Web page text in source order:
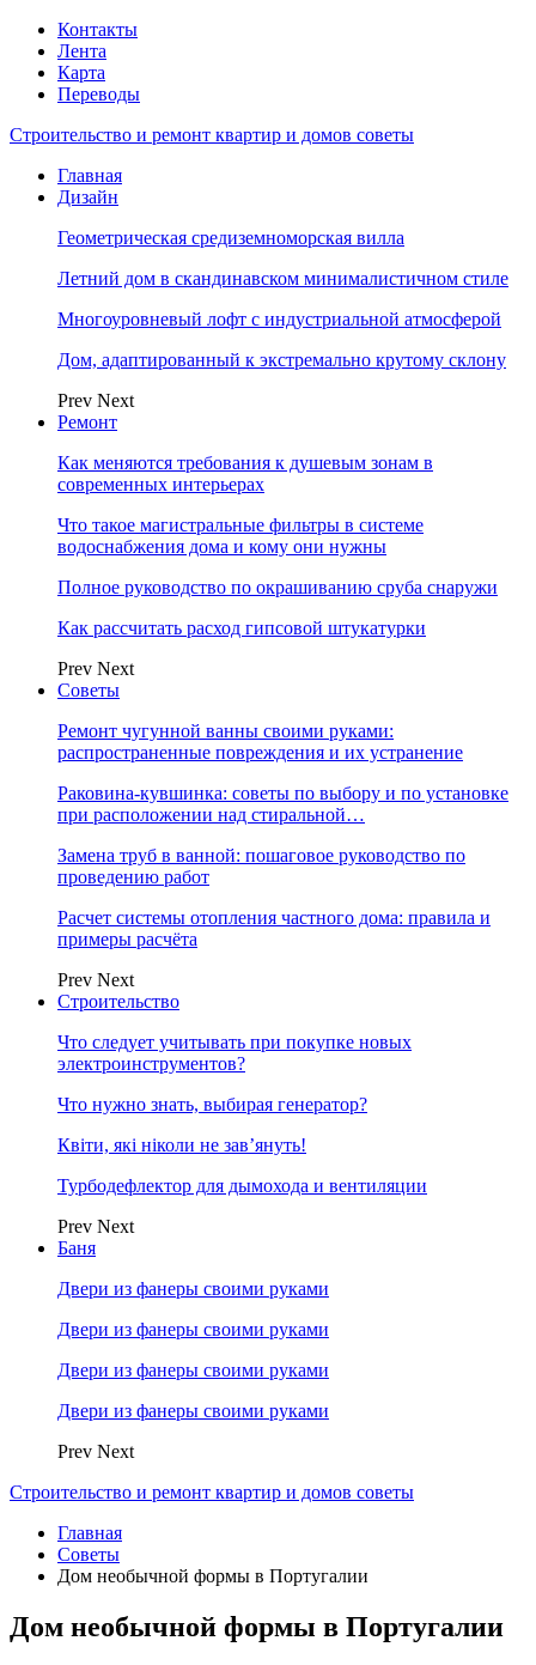
Контакты
Лента
Карта
Переводы
Строительство и ремонт квартир и домов советы
Главная
Дизайн
Геометрическая средиземноморская вилла
Летний дом в скандинавском минималистичном стиле
Многоуровневый лофт с индустриальной атмосферой
Дом, адаптированный к экстремально крутому склону
Prev Next
Ремонт
Как меняются требования к душевым зонам в
современных интерьерах
Что такое магистральные фильтры в системе
водоснабжения дома и кому они нужны
Полное руководство по окрашиванию сруба снаружи
Как рассчитать расход гипсовой штукатурки
Prev Next
Советы
Ремонт чугунной ванны своими руками:
распространенные повреждения и их устранение
Раковина-кувшинка: советы по выбору и по установке
при расположении над стиральной…
Замена труб в ванной: пошаговое руководство по
проведению работ
Расчет системы отопления частного дома: правила и
примеры расчёта
Prev Next
Строительство
Что следует учитывать при покупке новых
электроинструментов?
Что нужно знать, выбирая генератор?
Квіти, які ніколи не зав’януть!
Турбодефлектор для дымохода и вентиляции
Prev Next
Баня
Двери из фанеры своими руками
Двери из фанеры своими руками
Двери из фанеры своими руками
Двери из фанеры своими руками
Prev Next
Строительство и ремонт квартир и домов советы
Главная
Советы
Дом необычной формы в Португалии
Дом необычной формы в Португалии